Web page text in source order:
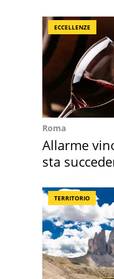
ECCELLENZE
Roma
Allarme
sta
TERRITORIO